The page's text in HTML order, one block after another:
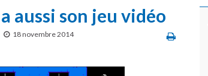
aussi son jeu vidéo
18 novembre 2014